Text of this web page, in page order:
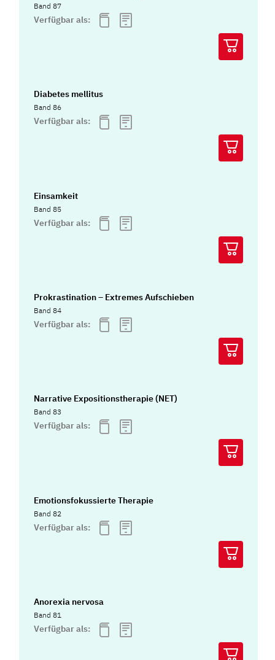
Band 87
Verfügbar als:
Diabetes mellitus
Band 86
Verfügbar als:
Einsamkeit
Band 85
Verfügbar als:
Prokrastination – Extremes Aufschieben
Band 84
Verfügbar als:
Narrative Expositionstherapie (NET)
Band 83
Verfügbar als:
Emotionsfokussierte Therapie
Band 82
Verfügbar als:
Anorexia nervosa
Band 81
Verfügbar als: